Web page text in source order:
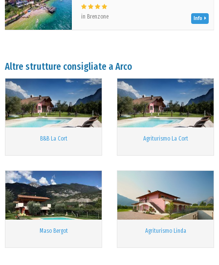
in Brenzone Info
Altre strutture consigliate a Arco
B&B La Cort Agriturismo La Cort
Maso Bergot Agriturismo Linda